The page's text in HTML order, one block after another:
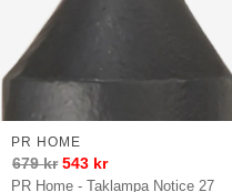
PR Home - Taklampa Notice 27
PR HOME
679kr 543 kr